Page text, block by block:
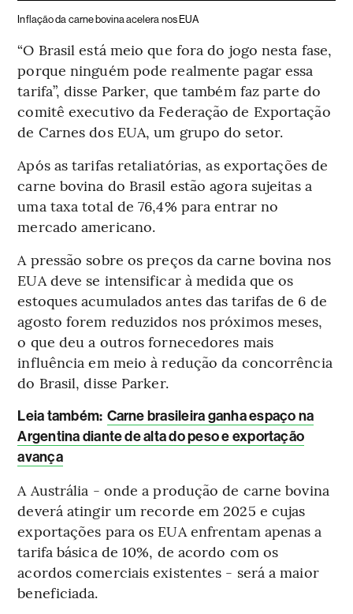
Inflação da carne bovina acelera nos EUA
“O Brasil está meio que fora do jogo nesta fase,
porque ninguém pode realmente pagar essa
tarifa”, disse Parker, que também faz parte do
comitê executivo da Federação de Exportação
de Carnes dos EUA, um grupo do setor.
Após as tarifas retaliatórias, as exportações de
carne bovina do Brasil estão agora sujeitas a
uma taxa total de 76,4% para entrar no
mercado americano.
A pressão sobre os preços da carne bovina nos
EUA deve se intensificar à medida que os
estoques acumulados antes das tarifas de 6 de
agosto forem reduzidos nos próximos meses,
o que deu a outros fornecedores mais
influência em meio à redução da concorrência
do Brasil, disse Parker.
Leia também: Carne brasileira ganha espaço na
Argentina diante de alta do peso e exportação
avança
A Austrália - onde a produção de carne bovina
deverá atingir um recorde em 2025 e cujas
exportações para os EUA enfrentam apenas a
tarifa básica de 10%, de acordo com os
acordos comerciais existentes - será a maior
beneficiada.